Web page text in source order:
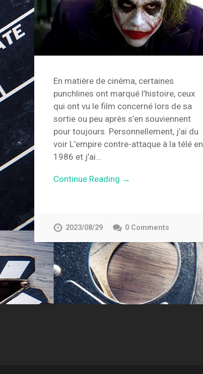
En matière de cinéma, certaines
punchlines ont marqué l’histoire, ceux
qui ont vu le film concerné lors de sa
sortie ou peu après s’en souviennent
pour toujours. Personnellement, j’ai du
voir L’empire contre-attaque à la télé en
1986 et j’ai…
Continue Reading →
2023/08/29 0 Comments